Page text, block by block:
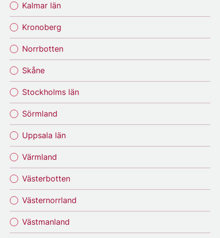
Kalmar län
Kronoberg
Norrbotten
Skåne
Stockholms län
Sörmland
Uppsala län
Värmland
Västerbotten
Västernorrland
Västmanland